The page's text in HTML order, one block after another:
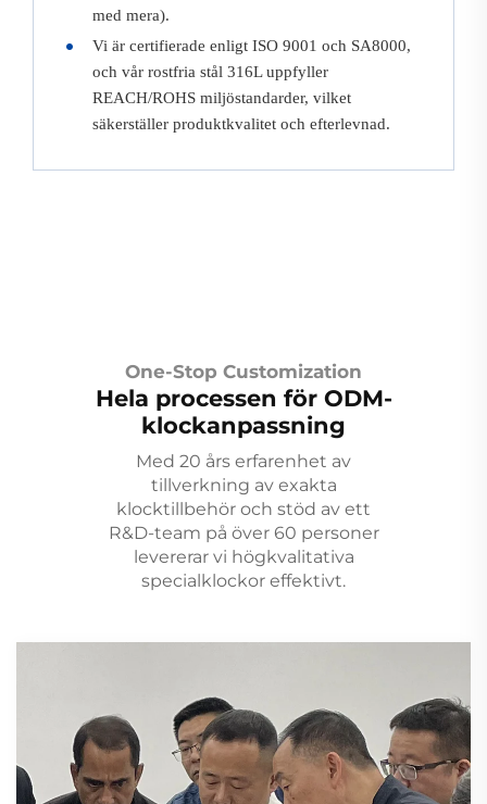
med mera).
Vi är certifierade enligt ISO 9001 och SA8000,
och vår rostfria stål 316L uppfyller
REACH/ROHS miljöstandarder, vilket
säkerställer produktkvalitet och efterlevnad.
One-Stop Customization
Hela processen för ODM-
klockanpassning
Med 20 års erfarenhet av
tillverkning av exakta
klocktillbehör och stöd av ett
R&D-team på över 60 personer
levererar vi högkvalitativa
specialklockor effektivt.